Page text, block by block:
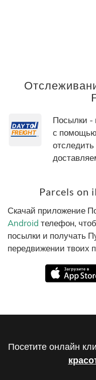
Посылки -
с
Parcels on
Скачай приложение
Android телефон,
посылки и получать
передвижении твоих
Посетите онлайн